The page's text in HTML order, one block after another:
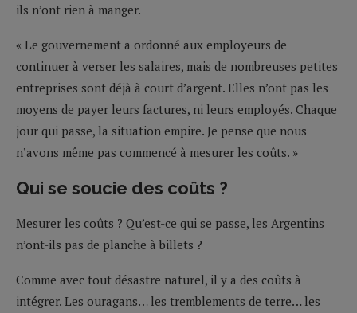
ils n’ont rien à manger.
« Le gouvernement a ordonné aux employeurs de
continuer à verser les salaires, mais de nombreuses petites
entreprises sont déjà à court d’argent. Elles n’ont pas les
moyens de payer leurs factures, ni leurs employés. Chaque
jour qui passe, la situation empire. Je pense que nous
n’avons même pas commencé à mesurer les coûts. »
Qui se soucie des coûts ?
Mesurer les coûts ? Qu’est-ce qui se passe, les Argentins
n’ont-ils pas de planche à billets ?
Comme avec tout désastre naturel, il y a des coûts à
intégrer. Les ouragans… les tremblements de terre… les